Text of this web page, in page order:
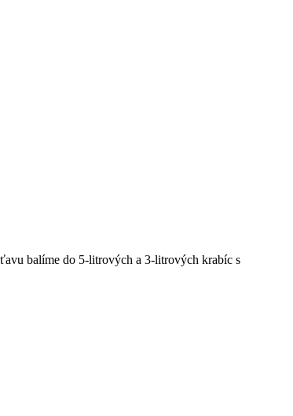
balíme do 5-litrových a 3-litrových krabíc s